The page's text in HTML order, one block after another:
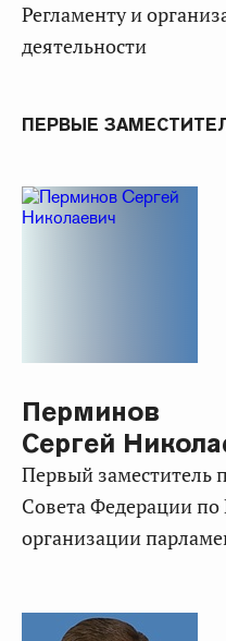
Регламенту и
деятельности
ПЕРВЫЕ
Перминов
Сергей
Первый заместитель председателя Комитета
Совета Федерации по
организации